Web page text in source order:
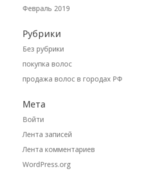
Февраль 2019
Рубрики
Без рубрики
покупка волос
продажа волос в городах РФ
Мета
Войти
Лента записей
Лента комментариев
WordPress.org